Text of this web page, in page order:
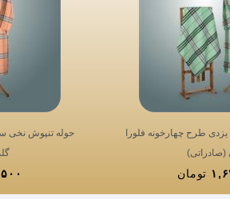
طرح چهارخونه فلورا
(صادراتی)
تومان
حوله تنپوش نخی